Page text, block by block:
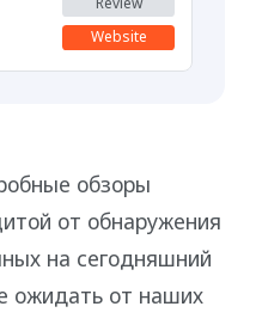
обзоры
от обнаружения
на сегодняшний
ожидать от наших
Website